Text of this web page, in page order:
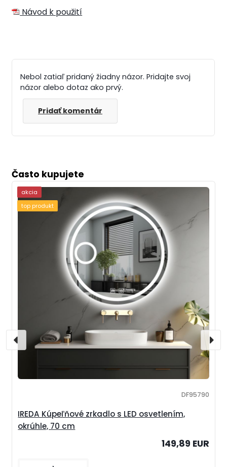
Návod k použití
Nebol zatiaľ pridaný žiadny názor. Pridajte svoj
názor alebo dotaz ako prvý.
Pridať komentár
Často kupujete
IREDA Kúpeľňové zrkadlo s LED osvetlením,
okrúhle, 70 cm
DF95790
149,89 EUR
akcia
top produkt